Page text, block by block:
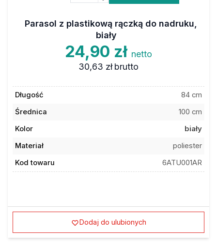
Parasol z plastikową rączką do nadruku,
biały
24,90 zł netto
30,63 zł brutto
Długość
84 cm
Średnica
100 cm
Kolor
biały
Materiał
poliester
Kod towaru
6ATU001AR
Dodaj do ulubionych